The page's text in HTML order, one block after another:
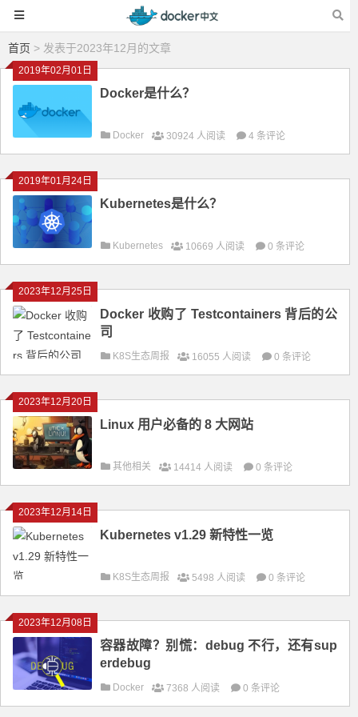
首页 > 发表于2023年12月的文章
2019年02月01日
Docker是什么？
Docker 30924 人阅读 4 条评论
2019年01月24日
Kubernetes是什么？
Kubernetes 10669 人阅读 0 条评论
2023年12月25日
Docker 收购了 Testcontainers 背后的公
司
K8S生态周报 16055 人阅读 0 条评论
2023年12月20日
Linux 用户必备的 8 大网站
其他相关 14414 人阅读 0 条评论
2023年12月14日
Kubernetes v1.29 新特性一览
K8S生态周报 5498 人阅读 0 条评论
2023年12月08日
容器故障？别慌：debug 不行，还有sup
erdebug
Docker 7368 人阅读 0 条评论